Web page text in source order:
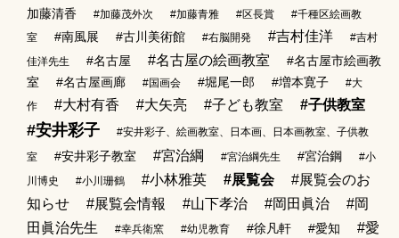
加藤清香
#加藤茂外次 #加藤青雅 #区長賞
#千種区絵画教
室
#南風展 #古川美術館 #右脳開発 #吉村佳洋
#吉村
佳洋先生
#名古屋 #名古屋の絵画教室
#名古屋市絵画教
室
#名古屋画廊 #国画会 #堀尾一郎 #増本寛子
#大
作
#大村有香 #大矢亮 #子ども教室 #子供教室
#安井彩子
#安井彩子、絵画教室、日本画、日本画教室、子供教
室
#安井彩子教室 #宮治綱 #宮治綱先生 #宮治鋼
#小
川博史
#小川珊鶴 #小林雅英 #展覧会
#展覧会のお
知らせ
#展覧会情報 #山下孝治 #岡田眞治
#岡
田眞治先生
#幸兵衛窯 #幼児教育 #徐凡軒 #愛知
#愛